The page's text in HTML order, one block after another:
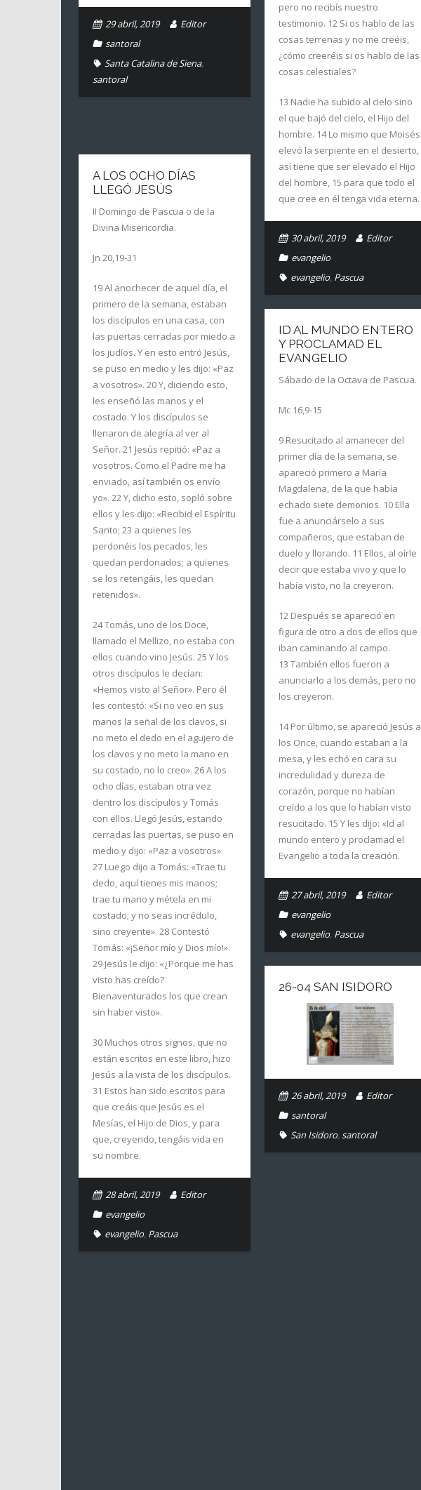
pero no recibís nuestro
testimonio. 12 Si os hablo de las
cosas terrenas y no me creéis,
¿cómo creeréis si os hablo de las
cosas celestiales?
13 Nadie ha subido al cielo sino
el que bajó del cielo, el Hijo del
hombre. 14 Lo mismo que Moisés
elevó la serpiente en el desierto,
así tiene que ser elevado el Hijo
del hombre, 15 para que todo el
que cree en él tenga vida eterna.
30 abril, 2019
Editor
evangelio
evangelio, Pascua
29 abril, 2019
Editor
santoral
Santa Catalina de Siena,
santoral
A LOS OCHO DÍAS
LLEGÓ JESÚS
II Domingo de Pascua o de la
Divina Misericordia.
Jn 20,19-31
19 Al anochecer de aquel día, el
primero de la semana, estaban
los discípulos en una casa, con
las puertas cerradas por miedo a
los judíos. Y en esto entró Jesús,
se puso en medio y les dijo: «Paz
a vosotros». 20 Y, diciendo esto,
les enseñó las manos y el
costado. Y los discípulos se
llenaron de alegría al ver al
Señor. 21 Jesús repitió: «Paz a
vosotros. Como el Padre me ha
enviado, así también os envío
yo». 22 Y, dicho esto, sopló sobre
ellos y les dijo: «Recibid el Espíritu
Santo; 23 a quienes les
perdonéis los pecados, les
quedan perdonados; a quienes
se los retengáis, les quedan
retenidos».
24 Tomás, uno de los Doce,
llamado el Mellizo, no estaba con
ellos cuando vino Jesús. 25 Y los
otros discípulos le decían:
«Hemos visto al Señor». Pero él
les contestó: «Si no veo en sus
manos la señal de los clavos, si
no meto el dedo en el agujero de
los clavos y no meto la mano en
su costado, no lo creo». 26 A los
ocho días, estaban otra vez
dentro los discípulos y Tomás
con ellos. Llegó Jesús, estando
cerradas las puertas, se puso en
medio y dijo: «Paz a vosotros».
27 Luego dijo a Tomás: «Trae tu
dedo, aquí tienes mis manos;
trae tu mano y métela en mi
costado; y no seas incrédulo,
sino creyente». 28 Contestó
Tomás: «¡Señor mío y Dios mío!».
29 Jesús le dijo: «¿Porque me has
visto has creído?
Bienaventurados los que crean
sin haber visto».
30 Muchos otros signos, que no
están escritos en este libro, hizo
Jesús a la vista de los discípulos.
31 Estos han sido escritos para
que creáis que Jesús es el
Mesías, el Hijo de Dios, y para
que, creyendo, tengáis vida en
su nombre.
28 abril, 2019
Editor
evangelio
evangelio, Pascua
ID AL MUNDO ENTERO
Y PROCLAMAD EL
EVANGELIO
Sábado de la Octava de Pascua.
Mc 16,9-15
9 Resucitado al amanecer del
primer día de la semana, se
apareció primero a María
Magdalena, de la que había
echado siete demonios. 10 Ella
fue a anunciárselo a sus
compañeros, que estaban de
duelo y llorando. 11 Ellos, al oírle
decir que estaba vivo y que lo
había visto, no la creyeron.
12 Después se apareció en
figura de otro a dos de ellos que
iban caminando al campo.
13 También ellos fueron a
anunciarlo a los demás, pero no
los creyeron.
14 Por último, se apareció Jesús a
los Once, cuando estaban a la
mesa, y les echó en cara su
incredulidad y dureza de
corazón, porque no habían
creído a los que lo habían visto
resucitado. 15 Y les dijo: «Id al
mundo entero y proclamad el
Evangelio a toda la creación.
27 abril, 2019
Editor
evangelio
evangelio, Pascua
26-04 SAN ISIDORO
26 abril, 2019
Editor
santoral
San Isidoro,santoral